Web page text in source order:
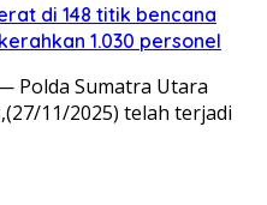
di 148 titik bencana
1.030 personel
— Polda Sumatra Utara
11/2025) telah terjadi